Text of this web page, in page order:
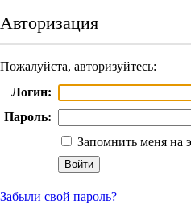
Авторизация
Пожалуйста, авторизуйтесь:
Логин:
Пароль:
Запомнить меня на
Забыли свой пароль?